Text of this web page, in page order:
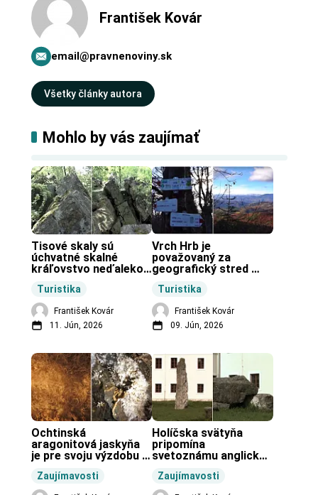
František Kovár
email@pravnenoviny.sk
Všetky články autora
Mohlo by vás zaujímať
Turistika
Tisové skaly sú
úchvatné skalné
kráľovstvo neďaleko
František Kovár
11. Jún, 2026
Turistika
Vrch Hrb je
považovaný za
geografický stred
František Kovár
09. Jún, 2026
Zaujímavosti
Ochtinská
aragonitová jaskyňa
je pre svoju výzdobu
vo svete.
Zaujímavosti
Holíčska svätyňa
pripomína
svetoznámu anglickú